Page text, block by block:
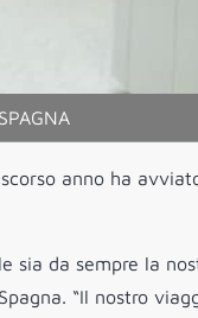
anno ha
sia da sempre la
“Il nostro